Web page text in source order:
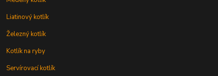
Liatinový kotlík
Železný kotlík
Kotlík na ryby
Servírovací kotlík